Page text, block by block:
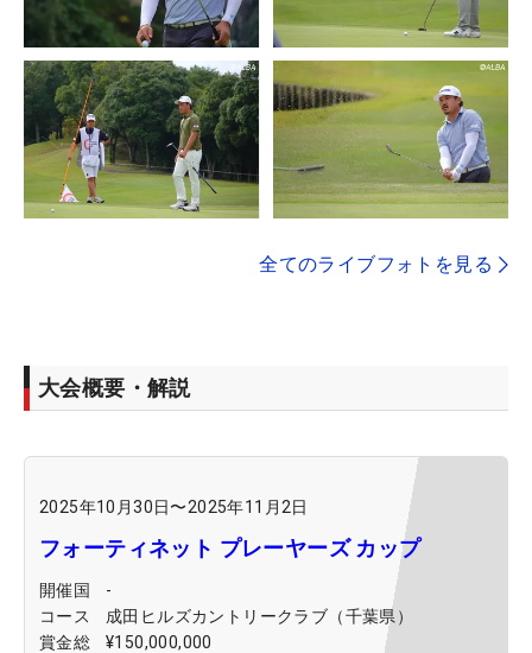
全てのライブフォトを見る
大会概要・解説
2025年10月30日〜2025年11月2日
フォーティネット プレーヤーズ カップ
開催国
-
コース
成田ヒルズカントリークラブ（千葉県）
賞金総
¥150,000,000